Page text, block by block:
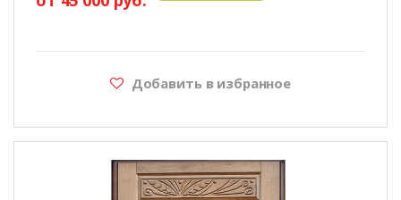
Добавить в избранное